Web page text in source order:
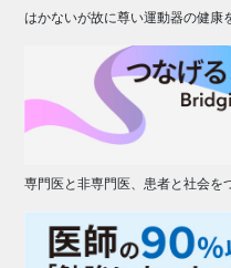
はかないが故に尊い運動器の健康
専門医と非専門医、患者と社会を